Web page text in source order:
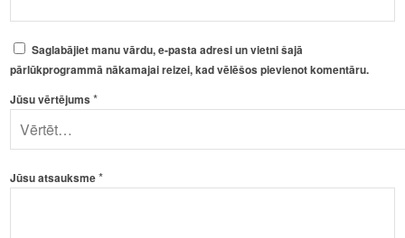
Saglabājiet manu vārdu, e-pasta adresi un vietni šajā
pārlūkprogrammā nākamajai reizei, kad vēlēšos pievienot komentāru.
Jūsu vērtējums*
Jūsu atsauksme*